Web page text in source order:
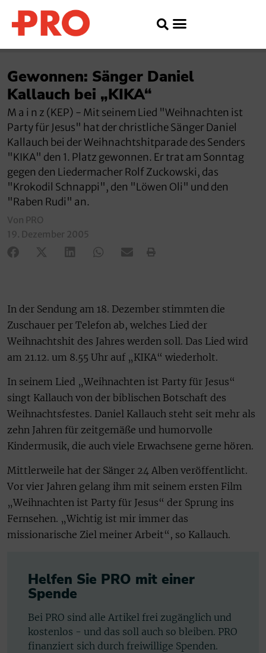
Gewonnen: Sänger Daniel
Kallauch bei „KIKA“
M a i n z (KEP) - Mit seinem Lied "Weihnachten ist
Party für Jesus" hat der christliche Sänger Daniel
Kallauch bei der Weihnachtshitparade des Senders
"KIKA" den 1. Platz gewonnen. Er trat am Sonntag
gegen den Liedermacher Rolf Zuckowski, das
"Krokodil Schnappi", den "Löwen Oli" und den
"Raben Rudi" an.
Von PRO
19. Dezember 2005
In der Sendung am 18. Dezember stimmten die
Zuschauer per Telefon ab, welches Lied der
Weihnachtshit des Jahres werden soll. Das Lied wird
am 21.12. um 8.55 Uhr auf „KIKA“ wiederholt.
In seinem Lied „Weihnachten ist Party für Jesus“
singt Kallauch von der biblischen Botschaft des
Weihnachtsfestes. Daniel Kallauch steht seit mehr als
zehn Jahren für zeitgemäße und humorvolle
Kindermusik, die auch viele Erwachsene gerne hören.
Mittlerweile hat der Sänger 24 Alben veröffentlicht.
Vor vier Jahren gelang ihm mit seinem ersten Film
„Weihnachten ist Party für Jesus“ der Sprung ins
Fernsehen. „Wichtig ist mir immer das
missionarische Ziel meiner Arbeit“, so Kallauch.
Helfen Sie PRO mit einer
Spende
Bei PRO sind alle Artikel frei zugänglich und
kostenlos - und das soll auch so bleiben. PRO
finanziert sich durch freiwillige Spenden.